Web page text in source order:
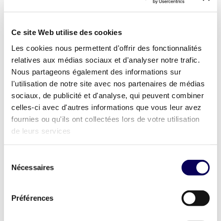
Ce site Web utilise des cookies
Les cookies nous permettent d'offrir des fonctionnalités
relatives aux médias sociaux et d'analyser notre trafic.
Nous partageons également des informations sur
l'utilisation de notre site avec nos partenaires de médias
sociaux, de publicité et d'analyse, qui peuvent combiner
celles-ci avec d'autres informations que vous leur avez
fournies ou qu'ils ont collectées lors de votre utilisation
de leurs services
Nécessaires
Préférences
transversale